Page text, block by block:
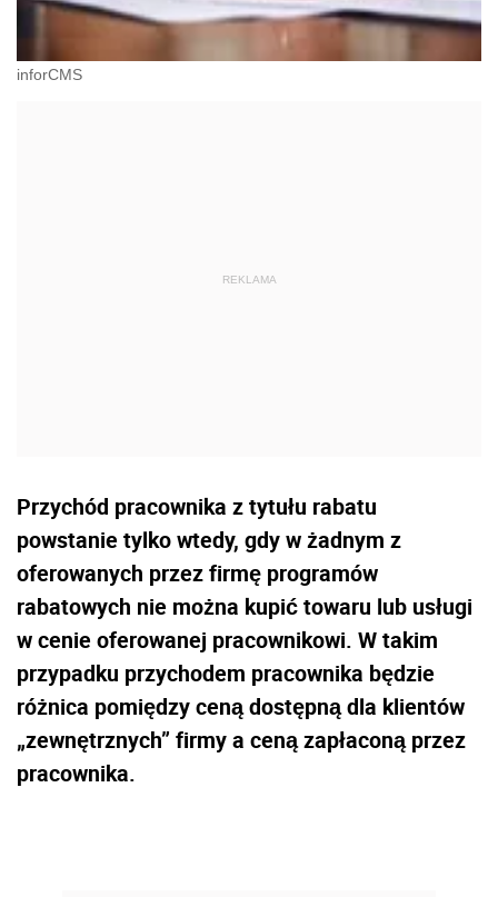
inforCMS
Przychód pracownika z tytułu rabatu
powstanie tylko wtedy, gdy w żadnym z
oferowanych przez firmę programów
rabatowych nie można kupić towaru lub usługi
w cenie oferowanej pracownikowi. W takim
przypadku przychodem pracownika będzie
różnica pomiędzy ceną dostępną dla klientów
„zewnętrznych” firmy a ceną zapłaconą przez
pracownika.